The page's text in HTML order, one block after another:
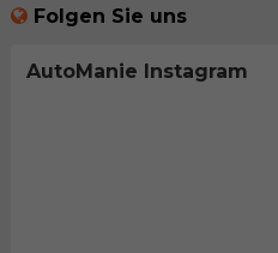
Folgen Sie uns
AutoManie Instagram